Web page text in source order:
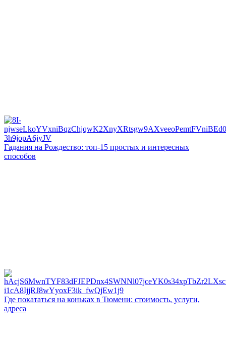
Гадания на Рождество: топ-15 простых и интересных
способов
Где покататься на коньках в Тюмени: стоимость, услуги,
адреса